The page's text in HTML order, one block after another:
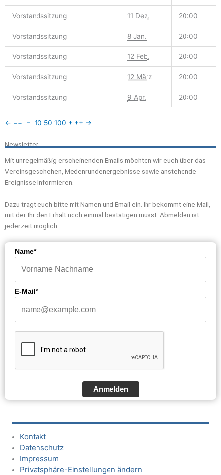
Vorstandssitzung 11 Dez. 20:00
Vorstandssitzung 8 Jan. 20:00
Vorstandssitzung 12 Feb. 20:00
Vorstandssitzung 12 März 20:00
Vorstandssitzung 9 Apr. 20:00
← −− − 10 50 100 + ++ →
Newsletter
Mit unregelmäßig erscheinenden Emails möchten wir euch über das
Vereinsgeschehen, Medenrundenergebnisse sowie anstehende
Ereignisse Informieren.
Dazu tragt euch bitte mit Namen und Email ein. Ihr bekommt eine Mail,
mit der Ihr den Erhalt noch einmal bestätigen müsst. Abmelden ist
jederzeit möglich.
Name*
E-Mail*
Anmelden
Kontakt
Datenschutz
Impressum
Privatsphäre-Einstellungen ändern